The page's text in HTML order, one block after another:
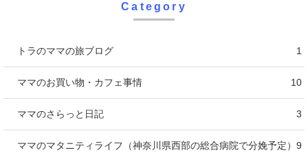
Category
トラのママの旅ブログ 1
ママのお買い物・カフェ事情 10
ママのさらっと日記 3
ママのマタニティライフ（神奈川県西部の総合病院で分娩予定） 9